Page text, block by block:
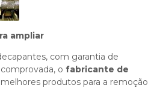
ampliar
com garantia de
o fabricante de
produtos para a remoção